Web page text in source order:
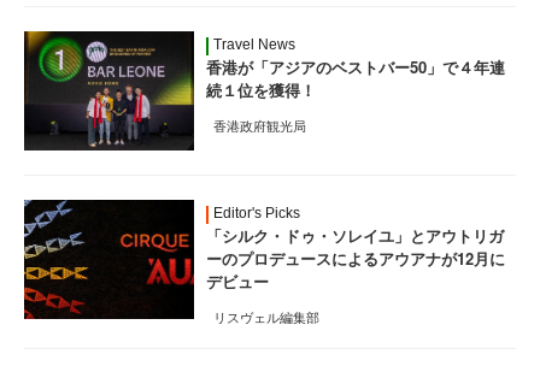
Travel News
香港が「アジアのベストバー50」で４年連
続１位を獲得！
香港政府観光局
Editor's Picks
「シルク・ドゥ・ソレイユ」とアウトリガ
ーのプロデュースによるアウアナが12月に
デビュー
リスヴェル編集部